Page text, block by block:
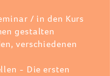
/ in den Kurs
gestalten
verschiedenen
- Die ersten